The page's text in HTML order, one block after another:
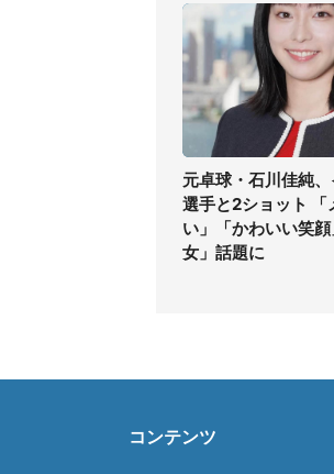
元卓球・石川佳純
選手と2ショット 「
い」「かわいい笑
女」話題に
コンテンツ